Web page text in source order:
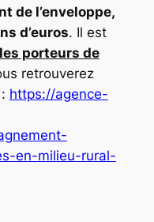
de l’enveloppe,
d’euros. Il est
porteurs de
retrouverez
https://agence-
en-milieu-rural-